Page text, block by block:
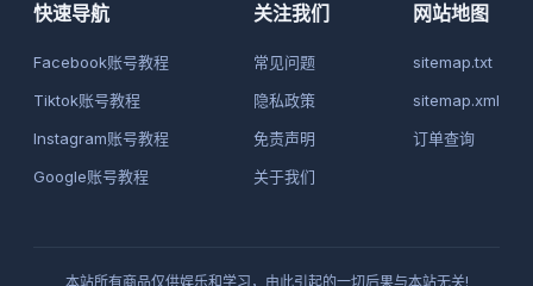
快速导航
Facebook账号教程
Tiktok账号教程
Instagram账号教程
Google账号教程
关注我们
常见问题
隐私政策
免责声明
关于我们
网站地图
sitemap.txt
sitemap.xml
订单查询
本站所有商品仅供娱乐和学习，由此引起的一切后果与本站无关!